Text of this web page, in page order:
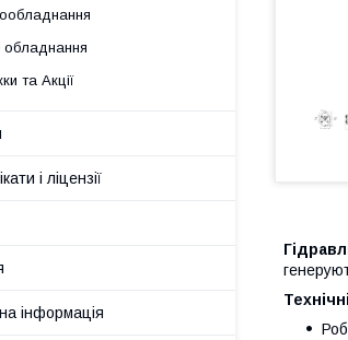
обладнання
та Акції
і ліцензії
інформація